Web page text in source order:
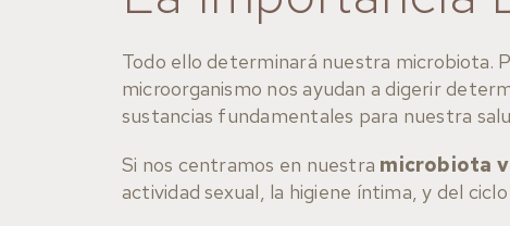
Todo ello determinará nuestra microbiota.
microorganismo nos ayudan a digerir
sustancias fundamentales para nuestra
Si nos centramos en nuestra microbiota
actividad sexual, la higiene íntima, y del